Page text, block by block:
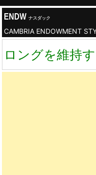
ENDW ナスダック
CAMBRIA ENDOWMENT
ロングを維持